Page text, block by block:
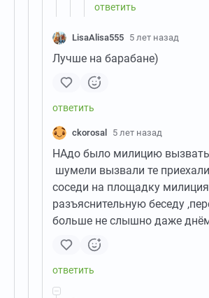
LisaAlisa555 5 лет назад
Лучше на барабане)
ckorosal 5 лет назад
НАдо было милицию
шумели вызвали те
соседи на площадку
разъяснительную беседу
больше не слышно даже